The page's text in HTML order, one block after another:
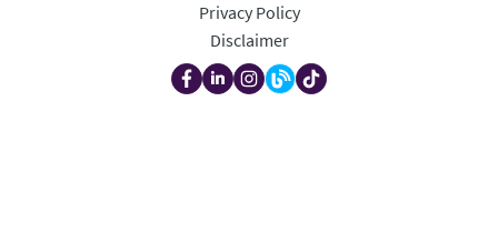
Privacy Policy
Disclaimer